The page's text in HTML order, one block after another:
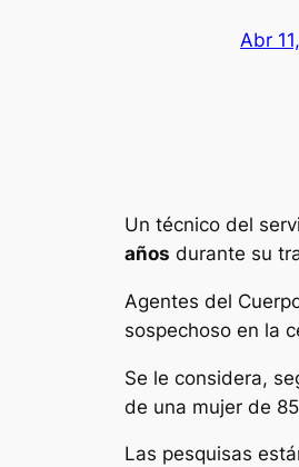
Abr
Un técnico del
años durante su
Agentes del
sospechoso en la
Se le considera,
de una mujer de
Las pesquisas